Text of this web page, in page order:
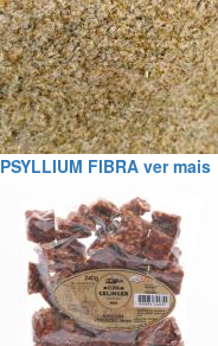
PSYLLIUM FIBRA ver mais